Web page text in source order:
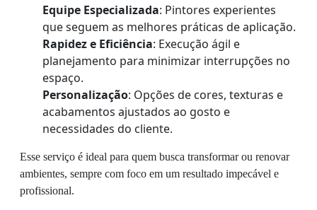
Equipe Especializada: Pintores experientes
que seguem as melhores práticas de aplicação.
Rapidez e Eficiência: Execução ágil e
planejamento para minimizar interrupções no
espaço.
Personalização: Opções de cores, texturas e
acabamentos ajustados ao gosto e
necessidades do cliente.
Esse serviço é ideal para quem busca transformar ou renovar
ambientes, sempre com foco em um resultado impecável e
profissional.